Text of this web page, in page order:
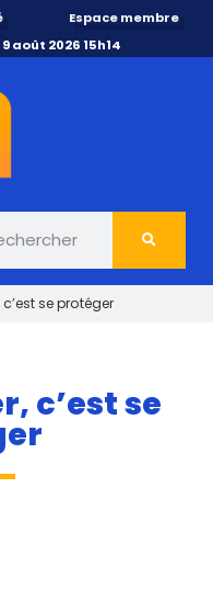
Espace membre
août 2026 15h14
se protéger
c’est se